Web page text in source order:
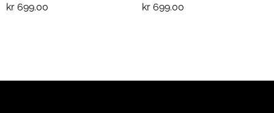
kr 699.00 kr699.00